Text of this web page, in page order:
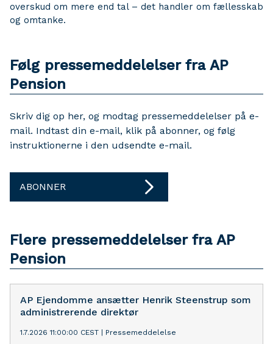
overskud om mere end tal – det handler om fællesskab
og omtanke.
Følg pressemeddelelser fra AP
Pension
Skriv dig op her, og modtag pressemeddelelser på e-
mail. Indtast din e-mail, klik på abonner, og følg
instruktionerne i den udsendte e-mail.
ABONNER
Flere pressemeddelelser fra AP
Pension
AP Ejendomme ansætter Henrik Steenstrup som
administrerende direktør
1.7.2026 11:00:00 CEST | Pressemeddelelse